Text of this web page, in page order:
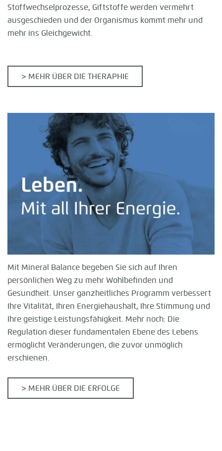
Stoffwechselprozesse, Giftstoffe werden vermehrt
ausgeschieden und der Organismus kommt mehr und
mehr ins Gleichgewicht.
> MEHR ÜBER DIE THERAPHIE
Mit Mineral Balance begeben Sie sich auf Ihren
persönlichen Weg zu mehr Wohlbefinden und
Gesundheit. Unser ganzheitliches Programm verbessert
Ihre Vitalität, Ihren Energiehaushalt, Ihre Stimmung und
Ihre geistige Leistungsfähigkeit. Mehr noch: Die
Regulation dieser fundamentalen Ebene des Lebens
ermöglicht Veränderungen, die zuvor unmöglich
erschienen.
> MEHR ÜBER DIE ERFOLGE